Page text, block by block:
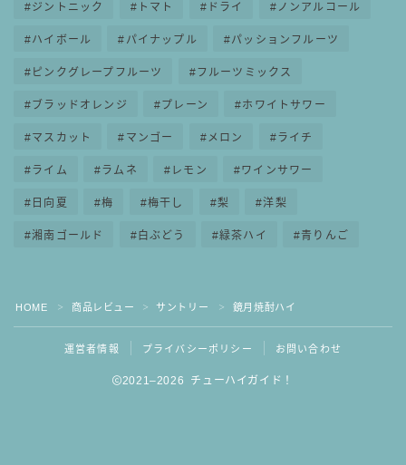
ジントニック トマト ドライ ノンアルコール
ハイボール パイナップル パッションフルーツ
ピンクグレープフルーツ フルーツミックス
ブラッドオレンジ プレーン ホワイトサワー
マスカット マンゴー メロン ライチ
ライム ラムネ レモン ワインサワー
日向夏 梅 梅干し 梨 洋梨
湘南ゴールド 白ぶどう 緑茶ハイ 青りんご
HOME ＞ 商品レビュー ＞ サントリー ＞ 鏡月焼酎ハイ
運営者情報 プライバシーポリシー お問い合わせ
2021–2026 チューハイガイド！